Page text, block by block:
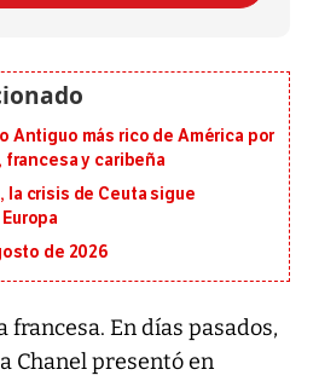
Antiguo más rico de América por
y caribeña
la crisis de Ceuta sigue
de 2026
francesa. En días pasados,
Chanel presentó en